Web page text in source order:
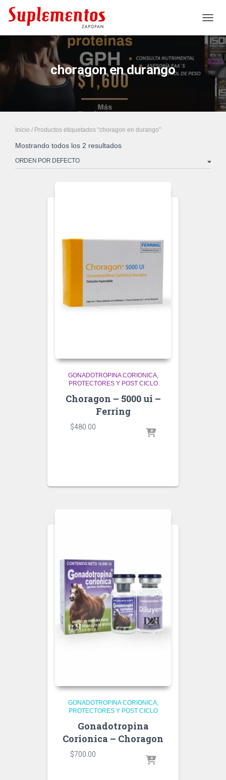
choragon en durango
Inicio / Productos etiquetados “choragon en durango”
Mostrando todos los 2 resultados
GONADOTROPINA CORIONICA
PROTECTORES Y POST CICLO
Choragon – 5000 ui –
Ferring
$480.00
GONADOTROPINA CORIONICA
PROTECTORES Y POST CICLO
Gonadotropina
Corionica – Choragon
$700.00